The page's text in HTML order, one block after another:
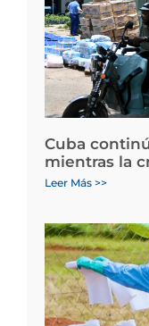
Cuba
mientras la
Leer Más >>